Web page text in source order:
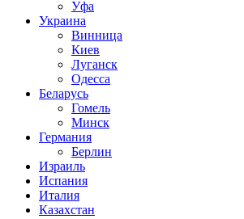
Уфа
Украина
Винница
Киев
Луганск
Одесса
Беларусь
Гомель
Минск
Германия
Берлин
Израиль
Испания
Италия
Казахстан